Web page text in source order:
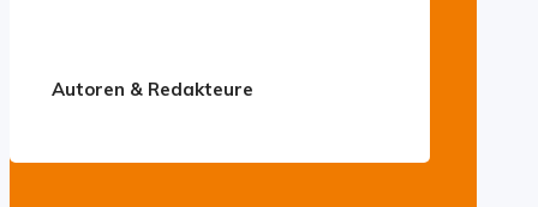
Autoren & Redakteure